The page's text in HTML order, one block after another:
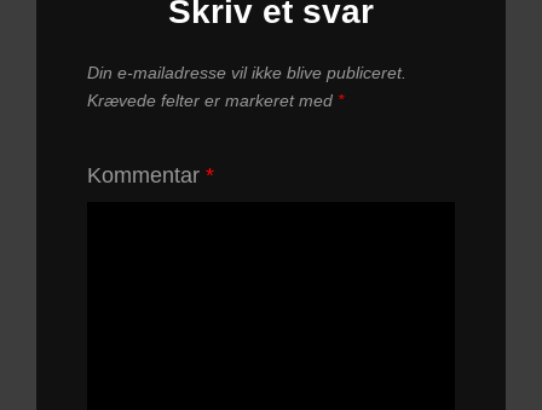
Skriv et svar
Din e-mailadresse vil ikke blive publiceret.
Krævede felter er markeret med *
Kommentar *